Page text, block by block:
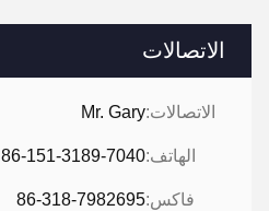
الاتصالات
الاتصالات:Mr. Gary
الهاتف:86-151-3189-7040
فاكس:86-318-7982695